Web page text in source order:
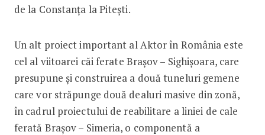
de la Constanța la Pitești.
Un alt proiect important al Aktor în România este
cel al viitoarei căi ferate Brașov – Sighișoara, care
presupune și construirea a două tuneluri gemene
care vor străpunge două dealuri masive din zonă,
în cadrul proiectului de reabilitare a liniei de cale
ferată Brașov – Simeria, o componentă a